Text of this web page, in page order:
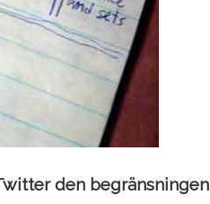
den begränsningen